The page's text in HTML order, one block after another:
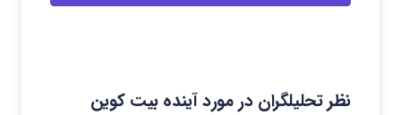
نظر تحلیلگران در مورد آینده بیت کوین